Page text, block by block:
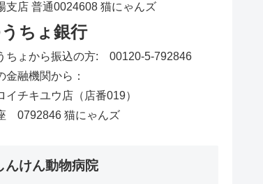
支店 普通0024608 猫にゃんズ
ちょ銀行
ちょから振込の方: 00120-5-792846
金融機関から：
イチキユウ店（店番019）
0792846 猫にゃんズ
んけん動物病院